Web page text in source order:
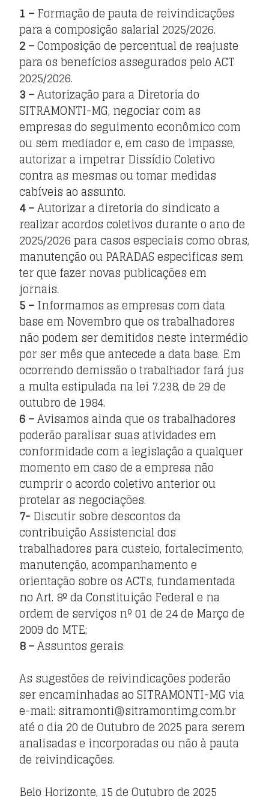
1 –Formação de pauta de reivindicações
para a composição salarial 2025/2026.
2 –Composição de percentual de reajuste
para os benefícios assegurados pelo ACT
2025/2026.
3 –Autorização para a Diretoria do
SITRAMONTI-MG, negociar com as
empresas do seguimento econômico com
ou sem mediador e, em caso de impasse,
autorizar a impetrar Dissídio Coletivo
contra as mesmas ou tomar medidas
cabíveis ao assunto.
4 –Autorizar a diretoria do sindicato a
realizar acordos coletivos durante o ano de
2025/2026 para casos especiais como obras,
manutenção ou PARADAS especificas sem
ter que fazer novas publicações em
jornais.
5 –Informamos as empresas com data
base em Novembro que os trabalhadores
não podem ser demitidos neste intermédio
por ser mês que antecede a data base. Em
ocorrendo demissão o trabalhador fará jus
a multa estipulada na lei 7.238, de 29 de
outubro de 1984.
6 –Avisamos ainda que os trabalhadores
poderão paralisar suas atividades em
conformidade com a legislação a qualquer
momento em caso de a empresa não
cumprir o acordo coletivo anterior ou
protelar as negociações.
7-Discutir sobre descontos da
contribuição Assistencial dos
trabalhadores para custeio, fortalecimento,
manutenção, acompanhamento e
orientação sobre os ACTs, fundamentada
no Art. 8º da Constituição Federal e na
ordem de serviços nº 01 de 24 de Março de
2009 do MTE;
8 –Assuntos gerais.
As sugestões de reivindicações poderão
ser encaminhadas ao SITRAMONTI-MG via
e-mail: sitramonti@sitramontimg.com.br
até o dia 20 de Outubro de 2025 para serem
analisadas e incorporadas ou não à pauta
de reivindicações.
Belo Horizonte, 15 de Outubro de 2025